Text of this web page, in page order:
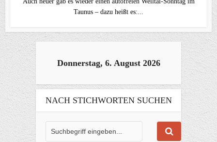
Taunus – dazu heißt es:...
Donnerstag, 6. August 2026
NACH STICHWORTEN SUCHEN